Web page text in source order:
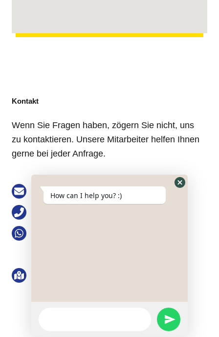
Kontakt
Wenn Sie Fragen haben, zögern Sie nicht, uns
zu kontaktieren. Unsere Mitarbeiter helfen Ihnen
gerne bei jeder Anfrage.
Email: buke@keson-gps.com
How can I help you? :)
SEND